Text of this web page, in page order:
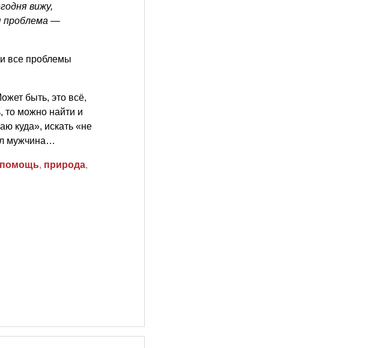
вижу,
проблема —
все проблемы
быть, это всё,
то можно найти и
куда», искать «не
мужчина…
помощь, природа,